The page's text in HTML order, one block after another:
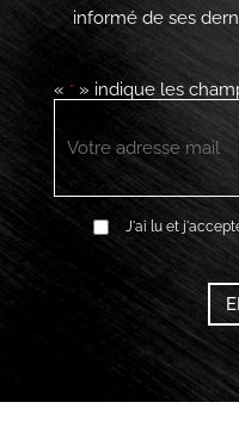
informé de ses
« *» indique les
E-
RGPD J'ai lu et
CAPTCHA